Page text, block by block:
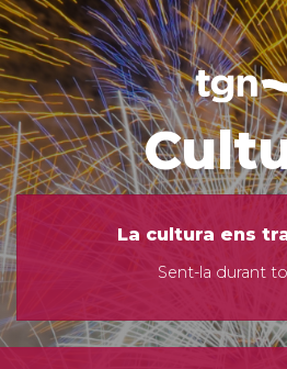
La cultura ens
Sent-la durant